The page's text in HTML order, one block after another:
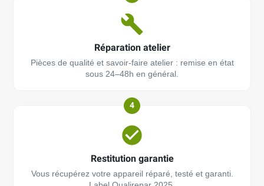
Réparation atelier
Pièces de qualité et savoir-faire atelier : remise en état
sous 24–48h en général.
4
Restitution garantie
Vous récupérez votre appareil réparé, testé et garanti.